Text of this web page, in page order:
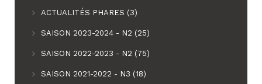
ACTUALITÉS PHARES (3)
SAISON 2023-2024 - N2 (25)
SAISON 2022-2023 - N2 (75)
SAISON 2021-2022 - N3 (18)